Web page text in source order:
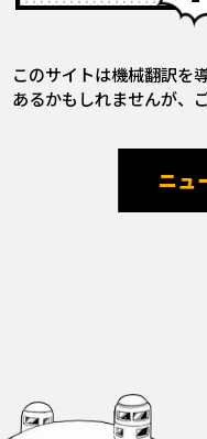
このサイトは機械翻訳を
あるかもしれませんが、
ニュ